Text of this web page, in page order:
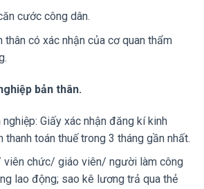
cước công dân.
thân có xác nhận của cơ quan thẩm
bản thân.
nghiệp: Giấy xác nhận đăng kí kinh
thanh toán thuế trong 3 tháng gần nhất.
viên chức/ giáo viên/ người làm công
lao động; sao kê lương trả qua thẻ